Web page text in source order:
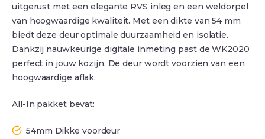
uitgerust met een elegante RVS inleg en een weldorpel
van hoogwaardige kwaliteit. Met een dikte van 54 mm
biedt deze deur optimale duurzaamheid en isolatie.
Dankzij nauwkeurige digitale inmeting past de WK2020
perfect in jouw kozijn. De deur wordt voorzien van een
hoogwaardige aflak.
All-In pakket bevat:
54mm Dikke voordeur